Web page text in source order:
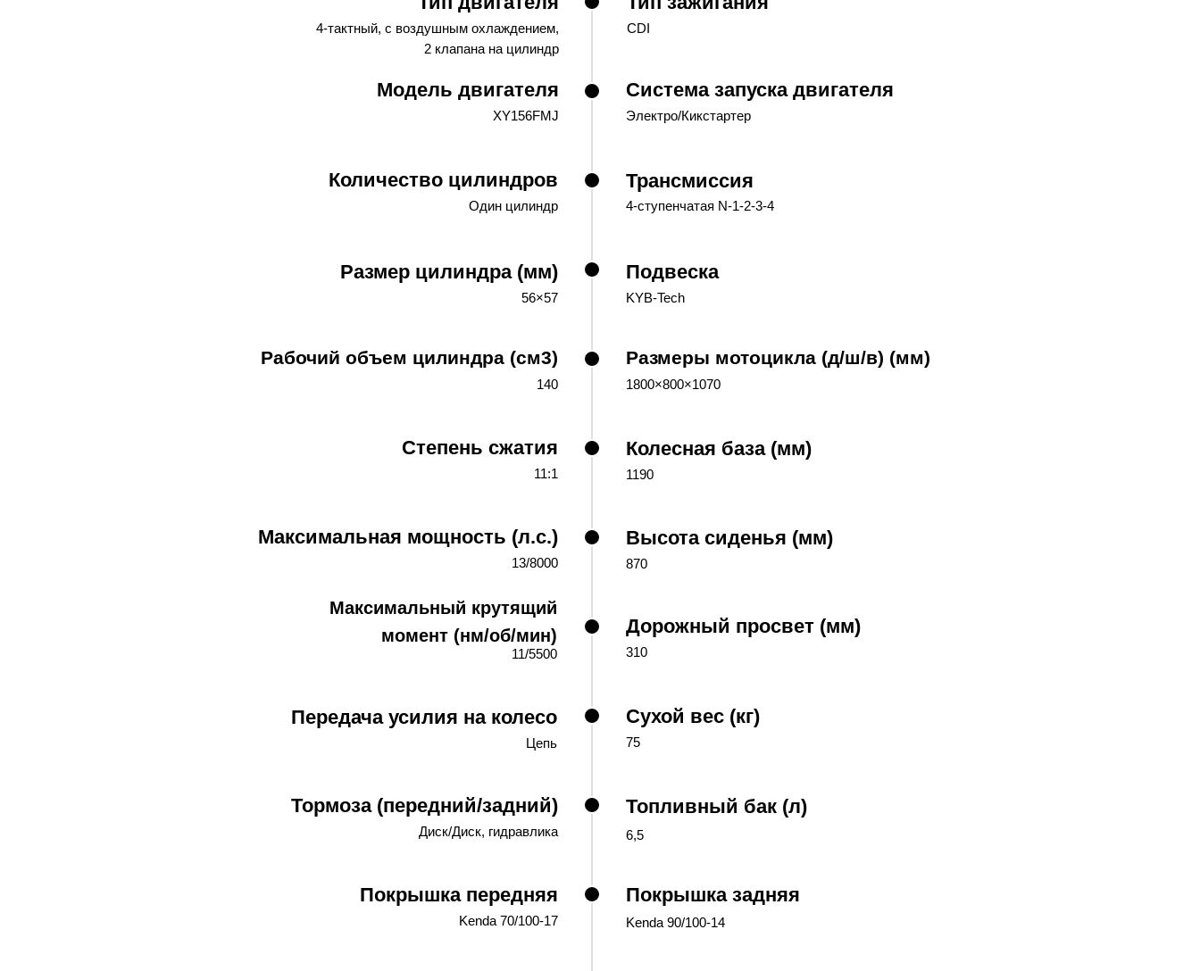
4-тактный, с воздушным охлаждением,
2 клапана на цилиндр
XY156FMJ
Модель двигателя
Электро/Кикстартер
CDI
4-ступенчатая N-1-2-3-4
KYB-Tech
13/8000
11:1
140
56×57
Один цилиндр
Система запуска двигателя
Трансмиссия
Подвеска
Размеры мотоцикла (д/ш/в) (мм)
1800×800×1070
Колесная база (мм)
1190
Высота сиденья (мм)
870
Размер цилиндра (мм)
Рабочий объем цилиндра (см3)
Степень сжатия
Максимальная мощность (л.с.)
Сухой вес (кг)
Дорожный просвет (мм)
75
310
Максимальный крутящий
момент (нм/об/мин)
Передача усилия на колесо
11/5500
Цепь
Тормоза (передний/задний)
Покрышка передняя
Диск/Диск, гидравлика
Kenda 70/100-17
Топливный бак (л)
Покрышка задняя
6,5
Kenda 90/100-14
Количество цилиндров